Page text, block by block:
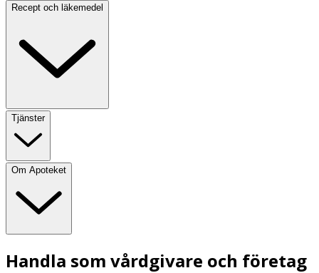
Recept och läkemedel
Tjänster
Om Apoteket
Handla som vårdgivare och företag